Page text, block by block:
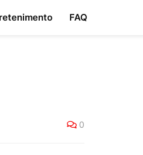
FAQ
0